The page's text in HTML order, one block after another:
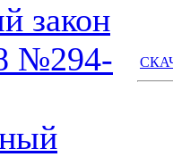
закон
№294-